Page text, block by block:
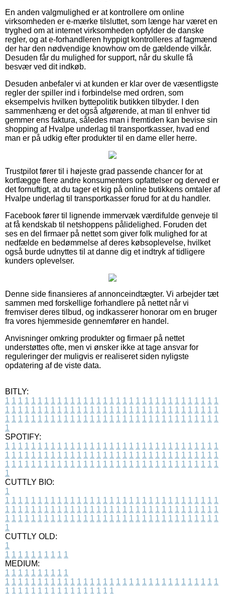
En anden valgmulighed er at kontrollere om online
virksomheden er e-mærke tilsluttet, som længe har været en
tryghed om at internet virksomheden opfylder de danske
regler, og at e-forhandleren hyppigt kontrolleres af fagmænd
der har den nødvendige knowhow om de gældende vilkår.
Desuden får du mulighed for support, når du skulle få
besvær ved dit indkøb.
Desuden anbefaler vi at kunden er klar over de væsentligste
regler der spiller ind i forbindelse med ordren, som
eksempelvis hvilken byttepolitik butikken tilbyder. I den
sammenhæng er det også afgørende, at man til enhver tid
gemmer ens faktura, således man i fremtiden kan bevise sin
shopping af Hvalpe underlag til transportkasser, hvad end
man er på udkig efter produkter til en dame eller herre.
Trustpilot fører til i højeste grad passende chancer for at
kortlægge flere andre konsumenters opfattelser og derved er
det fornuftigt, at du tager et kig på online butikkens omtaler af
Hvalpe underlag til transportkasser forud for at du handler.
Facebook fører til lignende immervæk værdifulde genveje til
at få kendskab til netshoppens pålidelighed. Foruden det
ses en del firmaer på nettet som giver folk mulighed for at
nedfælde en bedømmelse af deres købsoplevelse, hvilket
også burde udnyttes til at danne dig et indtryk af tidligere
kunders oplevelser.
Denne side finansieres af annonceindtægter. Vi arbejder tæt
sammen med forskellige forhandlere på nettet når vi
fremviser deres tilbud, og indkasserer honorar om en bruger
fra vores hjemmeside gennemfører en handel.
Anvisninger omkring produkter og firmaer på nettet
understøttes ofte, men vi ønsker ikke at tage ansvar for
reguleringer der muligvis er realiseret siden nyligste
opdatering af de viste data.
BITLY:
1 1 1 1 1 1 1 1 1 1 1 1 1 1 1 1 1 1 1 1 1 1 1 1 1 1 1 1 1 1 1 1 1
1 1 1 1 1 1 1 1 1 1 1 1 1 1 1 1 1 1 1 1 1 1 1 1 1 1 1 1 1 1 1 1 1
1 1 1 1 1 1 1 1 1 1 1 1 1 1 1 1 1 1 1 1 1 1 1 1 1 1 1 1 1 1 1 1 1
1
SPOTIFY:
1 1 1 1 1 1 1 1 1 1 1 1 1 1 1 1 1 1 1 1 1 1 1 1 1 1 1 1 1 1 1 1 1
1 1 1 1 1 1 1 1 1 1 1 1 1 1 1 1 1 1 1 1 1 1 1 1 1 1 1 1 1 1 1 1 1
1 1 1 1 1 1 1 1 1 1 1 1 1 1 1 1 1 1 1 1 1 1 1 1 1 1 1 1 1 1 1 1 1
1
CUTTLY BIO:
1
1 1 1 1 1 1 1 1 1 1 1 1 1 1 1 1 1 1 1 1 1 1 1 1 1 1 1 1 1 1 1 1 1
1 1 1 1 1 1 1 1 1 1 1 1 1 1 1 1 1 1 1 1 1 1 1 1 1 1 1 1 1 1 1 1 1
1 1 1 1 1 1 1 1 1 1 1 1 1 1 1 1 1 1 1 1 1 1 1 1 1 1 1 1 1 1 1 1 1
1
CUTTLY OLD:
1
1 1 1 1 1 1 1 1 1 1
MEDIUM:
1 1 1 1 1 1 1 1 1 1
1 1 1 1 1 1 1 1 1 1 1 1 1 1 1 1 1 1 1 1 1 1 1 1 1 1 1 1 1 1 1 1 1
1 1 1 1 1 1 1 1 1 1 1 1 1 1 1 1 1